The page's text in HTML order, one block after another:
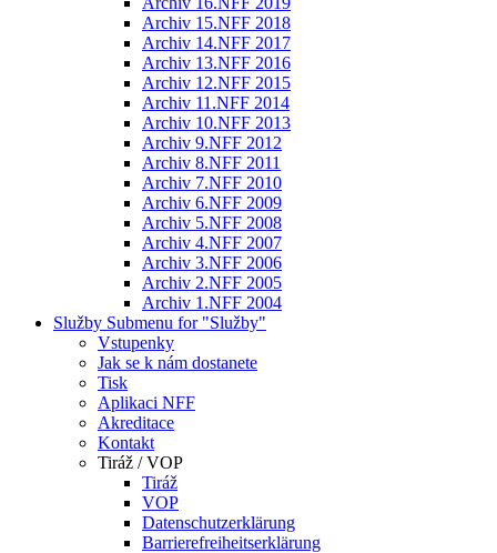
Archiv 15.NFF 2018
Archiv 14.NFF 2017
Archiv 13.NFF 2016
Archiv 12.NFF 2015
Archiv 11.NFF 2014
Archiv 10.NFF 2013
Archiv 9.NFF 2012
Archiv 8.NFF 2011
Archiv 7.NFF 2010
Archiv 6.NFF 2009
Archiv 5.NFF 2008
Archiv 4.NFF 2007
Archiv 3.NFF 2006
Archiv 2.NFF 2005
Archiv 1.NFF 2004
Služby Submenu for "Služby"
Vstupenky
Jak se k nám dostanete
Tisk
Aplikaci NFF
Akreditace
Kontakt
Tiráž / VOP
Tiráž
VOP
Datenschutzerklärung
Barrierefreiheitserklärung